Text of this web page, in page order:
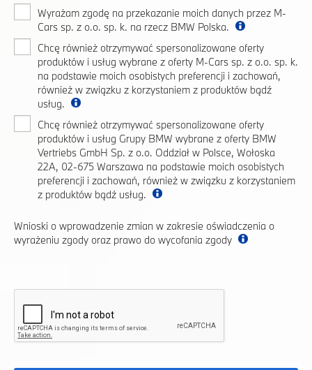
Wyrażam zgodę na przekazanie moich danych przez M-
Cars sp. z o.o. sp. k. na rzecz BMW Polska.
Chcę również otrzymywać spersonalizowane oferty
produktów i usług wybrane z oferty M-Cars sp. z o.o. sp. k.
na podstawie moich osobistych preferencji i zachowań,
również w związku z korzystaniem z produktów bądź
usług.
Chcę również otrzymywać spersonalizowane oferty
produktów i usług Grupy BMW wybrane z oferty BMW
Vertriebs GmbH Sp. z o.o. Oddział w Polsce, Wołoska
22A, 02-675 Warszawa na podstawie moich osobistych
preferencji i zachowań, również w związku z korzystaniem
z produktów bądź usług.
Wnioski o wprowadzenie zmian w zakresie oświadczenia o
wyrażeniu zgody oraz prawo do wycofania zgody